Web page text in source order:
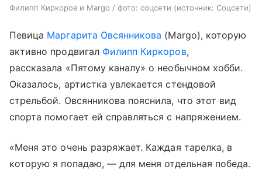
Филипп Киркоров и Margo / фото: соцсети источник: Соцсети
Певица Маргарита Овсянникова (Margo), которую
активно продвигал Филипп Киркоров,
рассказала «Пятому каналу» о необычном хобби.
Оказалось, артистка увлекается стендовой
стрельбой. Овсянникова пояснила, что этот вид
спорта помогает ей справляться с напряжением.
«Меня это очень разряжает. Каждая тарелка, в
которую я попадаю, — для меня отдельная победа.